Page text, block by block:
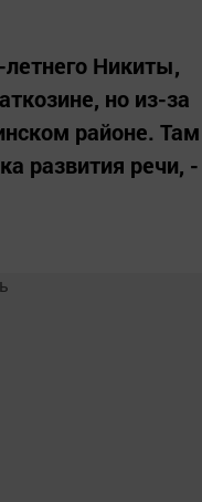
Никиты,
но из-за
районе. Там
развития речи, -